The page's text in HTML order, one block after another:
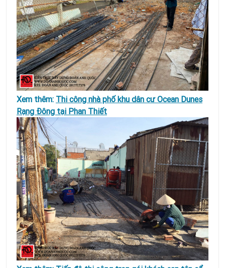
Xem thêm: Thi công nhà phố khu dân cư Ocean Dunes
Rạng Đông tại Phan Thiết